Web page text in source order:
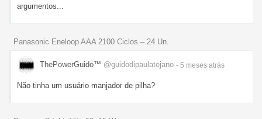
argumentos...
Panasonic Eneloop AAA 2100 Ciclos – 24 Un.
ThePowerGuido™ @guidodipaulatejano - 5 meses atrás
Não tinha um usuário manjador de pilha?